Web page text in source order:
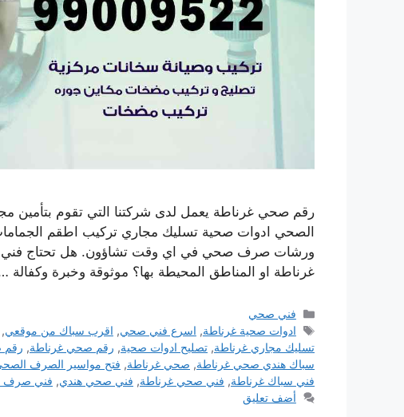
رقم صحي غرناطة يعمل لدى شركتنا التي تقوم بتأمين
الصحي ادوات صحية تسليك مجاري تركيب اطقم
ورشات صرف صحي في اي وقت تشاؤون. هل تحتاج
غرناطة او المناطق المحيطة بها؟ موثوقة وخبرة وكفالة
التصنيفات
فني صحي
الوسوم
ادوات صحية غرناطة, اسرع فني صحي, اقرب سباك من موقعي,
تسليك مجاري غرناطة, تصليح ادوات صحية, رقم صحي غرناطة, رقم
سباك هندي صحي غرناطة, صحي غرناطة, فتح مواسير الصرف
فني سباك غرناطة, فني صحي غرناطة, فني صحي هندي, فني صرف
أضف تعليق